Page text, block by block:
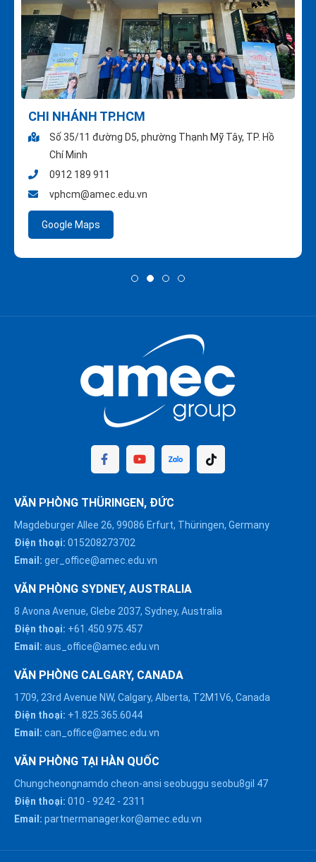
CHI NHÁNH TP.HCM
Số 35/11 đường D5, phường Thạnh Mỹ Tây, TP. Hồ
Chí Minh
0912 189 911
vphcm@amec.edu.vn
Google Maps
VĂN PHÒNG THÜRINGEN, ĐỨC
Magdeburger Allee 26, 99086 Erfurt, Thüringen, Germany
Điện thoại: 015208273702
Email: ger_office@amec.edu.vn
VĂN PHÒNG SYDNEY, AUSTRALIA
8 Avona Avenue, Glebe 2037, Sydney, Australia
Điện thoại: +61.450.975.457
Email: aus_office@amec.edu.vn
VĂN PHÒNG CALGARY, CANADA
1709, 23rd Avenue NW, Calgary, Alberta, T2M1V6, Canada
Điện thoại: +1.825.365.6044
Email: can_office@amec.edu.vn
VĂN PHÒNG TẠI HÀN QUỐC
Chungcheongnamdo cheon-ansi seobuggu seobu8gil 47
Điện thoại: 010 - 9242 - 2311
Email: partnermanager.kor@amec.edu.vn
HÀ NỘI :
0914863466
ĐÀ NẴNG :